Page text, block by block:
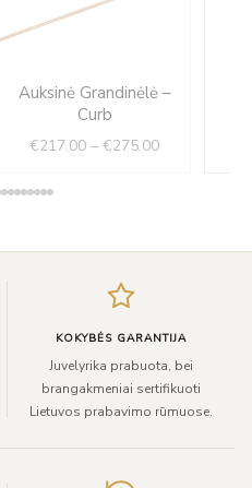
Auksinė Grandinėlė –
Curb
€217.00 – €275.00through
KOKYBĖS GARANTIJA
Juvelyrika prabuota, bei
brangakmeniai sertifikuoti
Lietuvos prabavimo rūmuose.